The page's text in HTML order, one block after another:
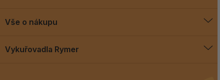
Blog
Vše o nákupu
Vykuřovadla Rymer